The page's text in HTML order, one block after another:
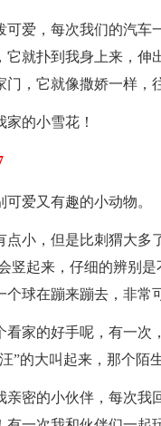
可爱，每次我们的汽车
就扑到我身上来，伸
门，它就像撒娇一样，
的小雪花！
爱又有趣的小动物。
点小，但是比刺猬大多
竖起来，仔细的辨别
球在蹦来蹦去，非常
看家的好手呢，有一次
”的大叫起来，那个陌
亲密的小伙伴，每次我